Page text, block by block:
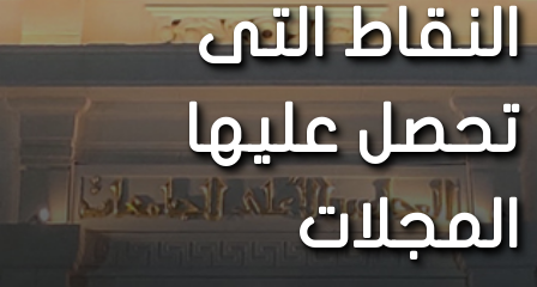
النقاط التى
تحصل عليها
المجلات